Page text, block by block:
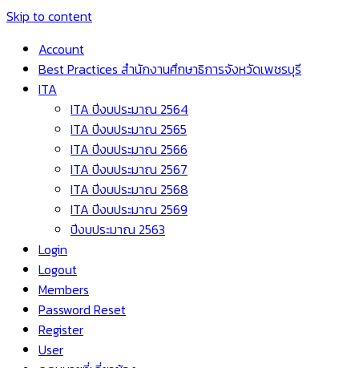
Skip to content
Account
Best Practices สำนักงานศึกษาธิการจังหวัดเพชรบุรี
ITA
ITA ปีงบประมาณ 2564
ITA ปีงบประมาณ 2565
ITA ปีงบประมาณ 2566
ITA ปีงบประมาณ 2567
ITA ปีงบประมาณ 2568
ITA ปีงบประมาณ 2569
ปีงบประมาณ 2563
Login
Logout
Members
Password Reset
Register
User